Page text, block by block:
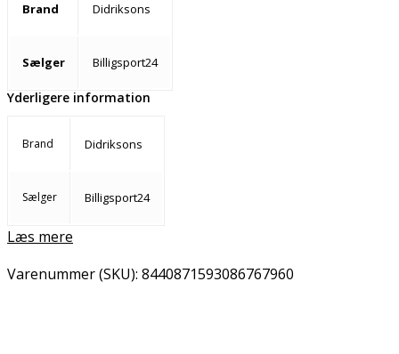
Brand Didriksons
Sælger Billigsport24
Yderligere information
Brand Didriksons
Sælger Billigsport24
Læs mere
Varenummer (SKU): 8440871593086767960